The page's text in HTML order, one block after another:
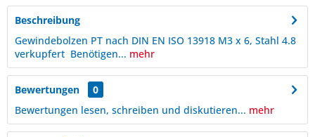
Beschreibung
Gewindebolzen PT nach DIN EN ISO 13918 M3 x 6, Stahl 4.8
verkupfert Benötigen... mehr
Bewertungen
0
Bewertungen lesen, schreiben und diskutieren... mehr